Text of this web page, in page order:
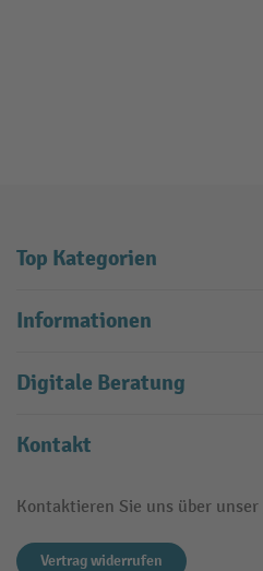
Top Kategorien
Informationen
Digitale Beratung
Kontakt
Kontaktieren Sie uns über unser
Vertrag widerrufen